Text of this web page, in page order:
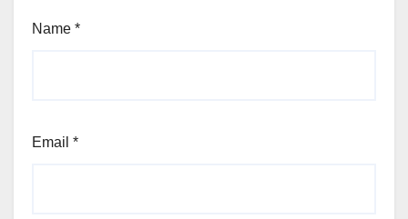
Name *
Email *